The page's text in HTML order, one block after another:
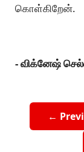
கொள்கிறேன்.
- விக்னேஷ்
←